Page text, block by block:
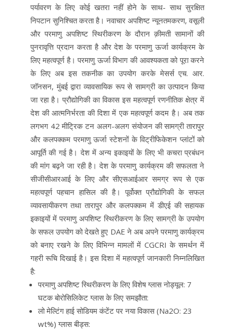
पर्यावरण के लिए कोई खतरा नहीं होने के साथ- साथ सुरक्षित
निपटान सुनिश्चित करता है। नवाचार अपशिष्ट न्यूनतमकरण, वसूली
और परमाणु अपशिष्ट स्थिरीकरण के दौरान क़ीमती सामानों की
पुनरावृत्ति प्रदान करता है और देश के परमाणु ऊर्जा कार्यक्रम के
लिए महत्वपूर्ण है। परमाणु ऊर्जा विभाग की आवश्यकता को पूरा करने
के लिए अब इस तकनीक का उपयोग करके मेसर्स एच. आर.
जॉनसन, मुंबई द्वारा व्यावसायिक रूप से सामग्री का उत्पादन किया
जा रहा है। प्रौद्योगिकी का विकास इस महत्वपूर्ण रणनीतिक क्षेत्र में
देश की आत्मनिर्भरता की दिशा में एक महत्वपूर्ण कदम है। अब तक
लगभग 42 मीट्रिक टन अलग-अलग संयोजन की सामग्री तारापुर
और कलपक्कम परमाणु ऊर्जा स्टेशनों के विट्रीफिकेशन प्लांटों को
आपूर्ति की गई है। देश में अन्य इकाइयों के लिए भी कचरा प्रबंधन
की मांग बढ़ने जा रही है। देश के परमाणु कार्यक्रम की सफलता ने
सीजीसीआरआई के लिए और सीएसआईआर समग्र रूप से एक
महत्वपूर्ण पहचान हासिल की है। पूर्वोक्त प्रौद्योगिकी के सफल
व्यावसायीकरण तथा तारापुर और कलपक्कम में डीएई की सहायक
इकाइयों में परमाणु अपशिष्ट स्थिरीकरण के लिए सामग्री के उपयोग
के सफल उपयोग को देखते हुए DAE ने अब अपने परमाणु कार्यक्रम
को बनाए रखने के लिए विभिन्न मामलों में CGCRI के समर्थन में
गहरी रूचि दिखाई है। इस दिशा में महत्वपूर्ण जानकारी निम्नलिखित
है:
परमाणु अपशिष्ट स्थिरीकरण के लिए विशेष ग्लास नोड्यूल: 7
घटक बोरोसिलिकेट ग्लास के लिए समझौता:
लो मेल्टिंग हाई सोडियम कंटेंट पर नया विकास (Na2O: 23
wt%) ग्लास बीड्स: